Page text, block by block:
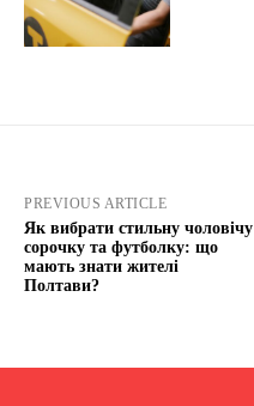
PREVIOUS ARTICLE
Як вибрати стильну чоловічу
сорочку та футболку: що
мають знати жителі
Полтави?